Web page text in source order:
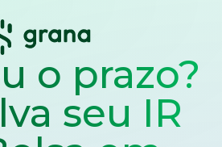
o prazo?
seu IR